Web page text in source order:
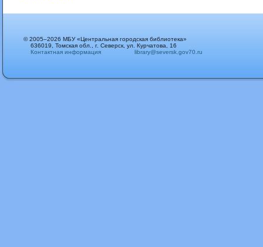
© 2005–2026 МБУ «Центральная городская библиотека»
636019, Томская обл., г. Северск, ул. Курчатова, 16
Контактная информация
library@seversk.gov70.ru